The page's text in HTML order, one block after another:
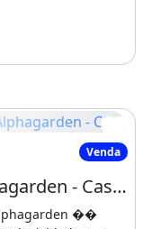
a residência
e ao
fácil
uma
com
em cada
- Casa
Venda
Condomínio Residencial Alphagarden - Casa à venda no bairro Despraiado - Cuiabá/MT
��